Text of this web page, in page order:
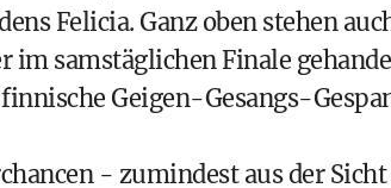
Felicia. Ganz oben stehen
im samstäglichen Finale
Geigen-Gesangs-
- zumindest aus der Sicht